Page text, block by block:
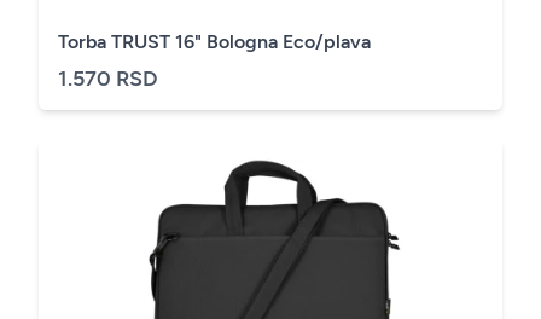
Torba TRUST 16" Bologna Eco/plava
1.570 RSD